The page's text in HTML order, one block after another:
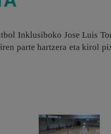
Inklusiboko Jose Luis
parte hartzera eta kirol